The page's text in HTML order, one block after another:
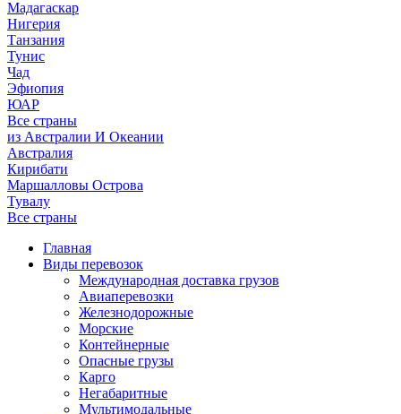
Мадагаскар
Нигерия
Танзания
Тунис
Чад
Эфиопия
ЮАР
Все страны
из Австралии И Океании
Австралия
Кирибати
Маршалловы Острова
Тувалу
Все страны
Главная
Виды перевозок
Международная доставка грузов
Авиаперевозки
Железнодорожные
Морские
Контейнерные
Опасные грузы
Карго
Негабаритные
Мультимодальные